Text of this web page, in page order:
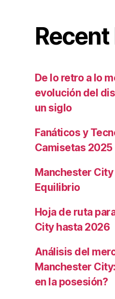
De lo retro a lo
evolución del
un siglo
Fanáticos y
Camisetas 2025
Manchester
Equilibrio
Hoja de ruta
City hasta 2026
Análisis del
Manchester
en la posesión?